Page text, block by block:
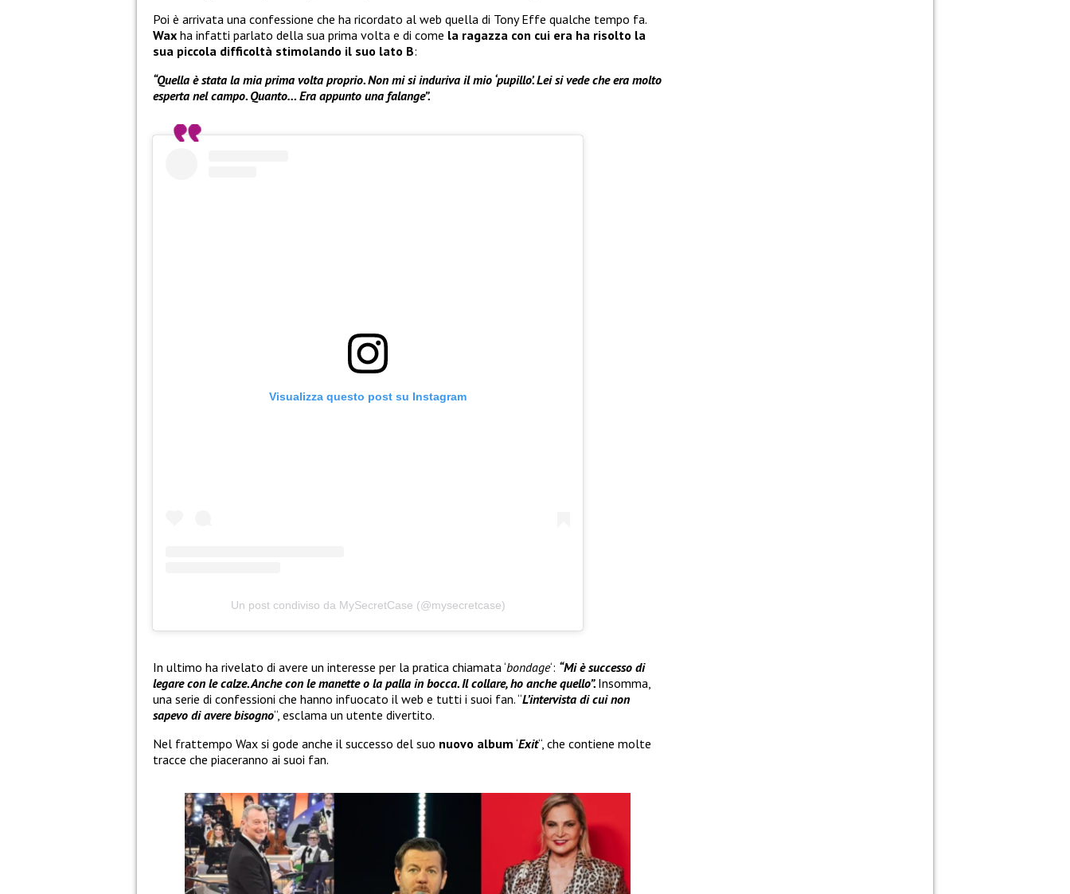
Poi è arrivata una confessione che ha ricordato al web quella di Tony Effe qualche tempo fa.
Wax ha infatti parlato della sua prima volta e di come la ragazza con cui era ha risolto la
sua piccola difficoltà stimolando il suo lato B:
“Quella è stata la mia prima volta proprio. Non mi si induriva il mio ‘pupillo’. Lei si vede che era molto
esperta nel campo. Quanto… Era appunto una falange”.
Visualizza questo post su Instagram
Un post condiviso da MySecretCase (@mysecretcase)
In ultimo ha rivelato di avere un interesse per la pratica chiamata ‘bondage‘: “Mi è successo di
legare con le calze. Anche con le manette o la palla in bocca. Il collare, ho anche quello”. Insomma,
una serie di confessioni che hanno infuocato il web e tutti i suoi fan. “L’intervista di cui non
sapevo di avere bisogno“, esclama un utente divertito.
Nel frattempo Wax si gode anche il successo del suo nuovo album ‘Exit“, che contiene molte
tracce che piaceranno ai suoi fan.